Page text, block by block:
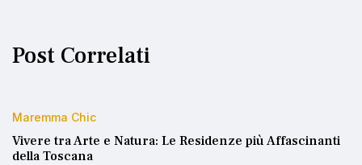
Post Correlati
Maremma Chic
Vivere tra Arte e Natura: Le Residenze più Affascinanti
della Toscana